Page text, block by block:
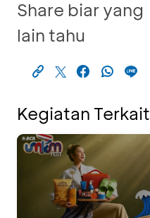
Share biar yang
lain tahu
Kegiatan Terkait